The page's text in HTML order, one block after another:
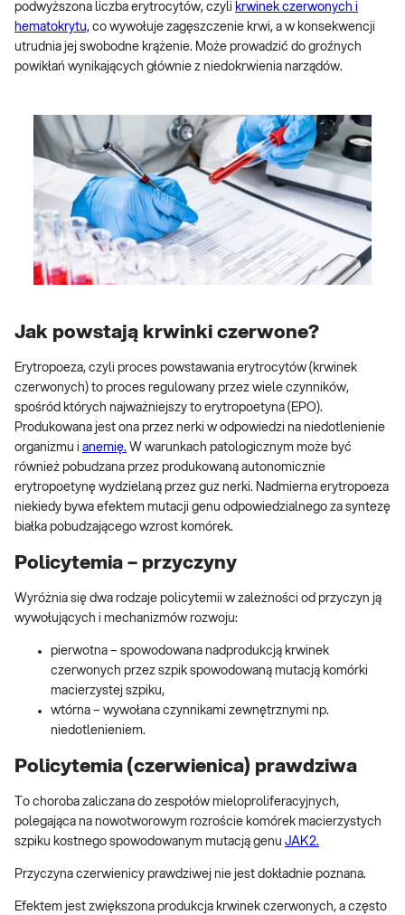
podwyższona liczba erytrocytów, czyli krwinek czerwonych i
hematokrytu, co wywołuje zagęszczenie krwi, a w konsekwencji
utrudnia jej swobodne krążenie. Może prowadzić do groźnych
powikłań wynikających głównie z niedokrwienia narządów.
Jak powstają krwinki czerwone?
Erytropoeza, czyli proces powstawania erytrocytów (krwinek
czerwonych) to proces regulowany przez wiele czynników,
spośród których najważniejszy to erytropoetyna (EPO).
Produkowana jest ona przez nerki w odpowiedzi na niedotlenienie
organizmu i anemię. W warunkach patologicznym może być
również pobudzana przez produkowaną autonomicznie
erytropoetynę wydzielaną przez guz nerki. Nadmierna erytropoeza
niekiedy bywa efektem mutacji genu odpowiedzialnego za syntezę
białka pobudzającego wzrost komórek.
Policytemia – przyczyny
Wyróżnia się dwa rodzaje policytemii w zależności od przyczyn ją
wywołujących i mechanizmów rozwoju:
pierwotna – spowodowana nadprodukcją krwinek
czerwonych przez szpik spowodowaną mutacją komórki
macierzystej szpiku,
wtórna – wywołana czynnikami zewnętrznymi np.
niedotlenieniem.
Policytemia (czerwienica) prawdziwa
To choroba zaliczana do zespołów mieloproliferacyjnych,
polegająca na nowotworowym rozroście komórek macierzystych
szpiku kostnego spowodowanym mutacją genu JAK2.
Przyczyna czerwienicy prawdziwej nie jest dokładnie poznana.
Efektem jest zwiększona produkcja krwinek czerwonych, a często